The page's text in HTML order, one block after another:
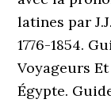
latines par
1776-1854.
Voyageurs
Égypte.